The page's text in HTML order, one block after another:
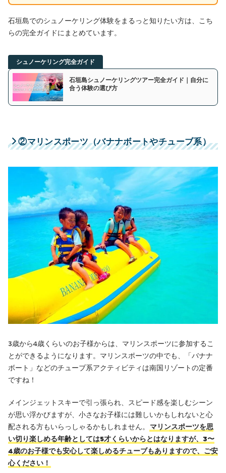
石垣島でのシュノーケリング体験をまるっと知りたい方は、こち
らの完全ガイドにまとめています。
シュノーケリング完全ガイド
石垣島シュノーケリングツアー完全ガイド｜自分に
合う体験の選び方
②マリンスポーツ（バナナボートやチューブ系）
3歳から4歳くらいのお子様からは、マリンスポーツに参加するこ
とができるようになります。マリンスポーツの中でも、「バナナ
ボート」などのチューブ系アクティビティは南国リゾートの定番
ですね！
メインジェットスキーで引っ張られ、スピード感を楽しむシーン
が思い浮かびますが、小さなお子様には難しいかもしれないと心
配される方もいらっしゃるかもしれません。 マリンスポーツを思
い切り楽しめる年齢としては5才くらいからとはなりますが、3〜
4歳のお子様でも安心して楽しめるチューブもありますので、ご安
心ください！